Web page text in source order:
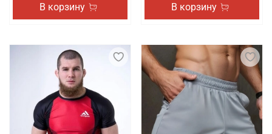
В корзину В корзину